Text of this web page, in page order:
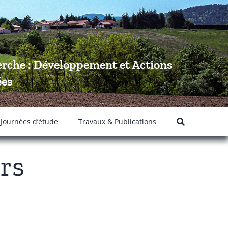
: Développement et Actions
d’étude Travaux & Publications